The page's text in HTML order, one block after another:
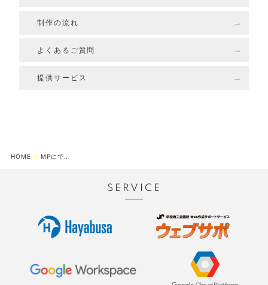
制作の流れ
よくあるご質問
提供サービス
HOME MPにできること
SERVICE